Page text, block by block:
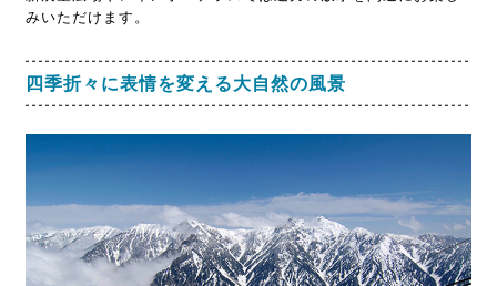
みいただけます。
四季折々に表情を変える大自然の風景